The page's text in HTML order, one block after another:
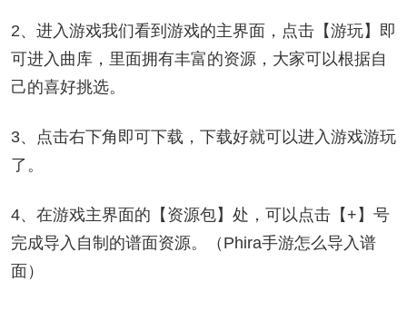
2、进入游戏我们看到游戏的主界面，点击【游玩】即
可进入曲库，里面拥有丰富的资源，大家可以根据自
己的喜好挑选。
3、点击右下角即可下载，下载好就可以进入游戏游玩
了。
4、在游戏主界面的【资源包】处，可以点击【+】号
完成导入自制的谱面资源。（Phira手游怎么导入谱
面）